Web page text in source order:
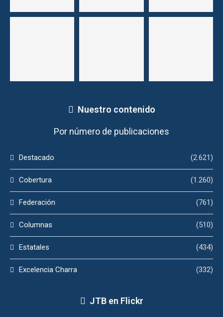
Nuestro contenido
Por número de publicaciones
Destacado (2.621)
Cobertura (1.260)
Federación (761)
Columnas (510)
Estatales (434)
Excelencia Charra (332)
JTB en Flickr